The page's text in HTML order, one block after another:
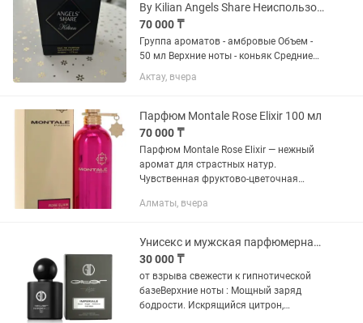
By Kilian Angels Share Неиспользованный парфюм 50 мл
70 000 ₸
Группа ароматов - амбровые Объем -
50 мл Верхние ноты - коньяк Средние
ноты - корица,дуб Базовые ноты -
ваниль,сандал
Актау, вчера
Парфюм Montale Rose Elixir 100 мл
70 000 ₸
Парфюм Montale Rose Elixir — нежный
аромат для страстных натур.
Чувственная фруктово-цветочная
точно не оставит равнодушной, заняв
Алматы, вчера
Унисекс и мужская парфюмерная вода Parfum code Collection
30 000 ₸
от взрыва свежести к гипнотической
базеВерхние ноты : Мощный заряд
бодрости. Искрящийся цитрон,